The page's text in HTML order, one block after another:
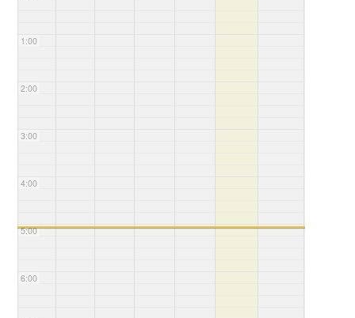
1:00
2:00
3:00
4:00
5:00
6:00